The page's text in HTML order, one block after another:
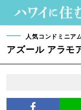
人気コンドミニア
アズール アラモ